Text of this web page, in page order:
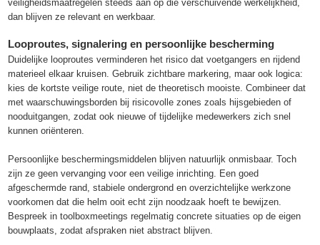
veiligheidsmaatregelen steeds aan op die verschuivende werkelijkheid,
dan blijven ze relevant en werkbaar.
Looproutes, signalering en persoonlijke bescherming
Duidelijke looproutes verminderen het risico dat voetgangers en rijdend
materieel elkaar kruisen. Gebruik zichtbare markering, maar ook logica:
kies de kortste veilige route, niet de theoretisch mooiste. Combineer dat
met waarschuwingsborden bij risicovolle zones zoals hijsgebieden of
nooduitgangen, zodat ook nieuwe of tijdelijke medewerkers zich snel
kunnen oriënteren.
Persoonlijke beschermingsmiddelen blijven natuurlijk onmisbaar. Toch
zijn ze geen vervanging voor een veilige inrichting. Een goed
afgeschermde rand, stabiele ondergrond en overzichtelijke werkzone
voorkomen dat die helm ooit echt zijn noodzaak hoeft te bewijzen.
Bespreek in toolboxmeetings regelmatig concrete situaties op de eigen
bouwplaats, zodat afspraken niet abstract blijven.